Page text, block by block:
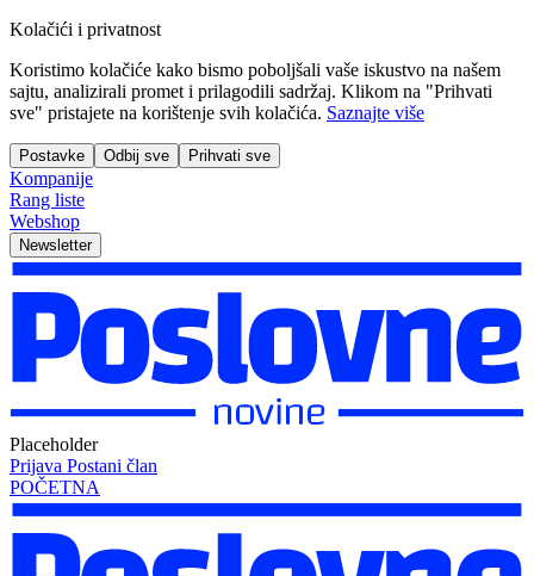
Kolačići i privatnost
Koristimo kolačiće kako bismo poboljšali vaše iskustvo na našem
sajtu, analizirali promet i prilagodili sadržaj. Klikom na "Prihvati
sve" pristajete na korištenje svih kolačića. Saznajte više
Postavke Odbij sve Prihvati sve
Kompanije
Rang liste
Webshop
Newsletter
Placeholder
Prijava Postani član
POČETNA